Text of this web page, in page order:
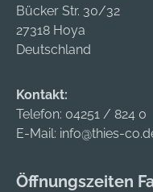
Bücker Str. 30/32
27318 Hoya
Deutschland
Kontakt:
Telefon: 04251 / 824 0
E-Mail: info@thies-
Öffnungszeiten